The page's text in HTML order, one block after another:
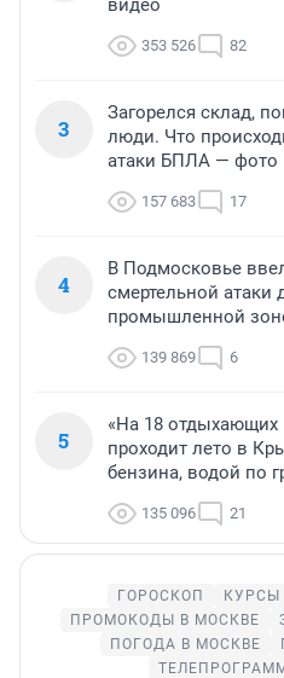
видео
353 526 82
3
Загорелся склад,
люди. Что
атаки БПЛА — фото
157 683 17
4
В Подмосковье
смертельной атаки
промышленной
139 869 6
5
«На 18 отдыхающих
проходит лето в
бензина, водой по
135 096 21
ГОРОСКОП
КУРСЫ
ПРОМОКОДЫ В МОСКВЕ
ПОГОДА В МОСКВЕ